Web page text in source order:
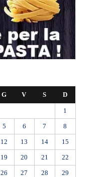
G V S D
1
5 6 7 8
12 13 14 15
19 20 21 22
26 27 28 29